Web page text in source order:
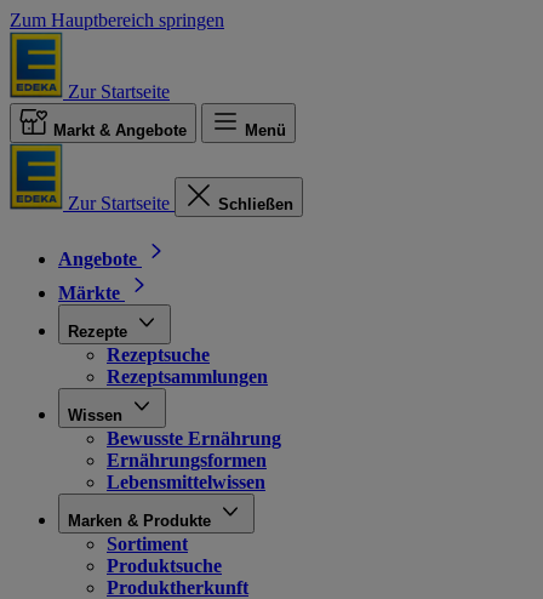
Zum Hauptbereich springen
Zur Startseite
Markt & Angebote Menü
Zur Startseite Schließen
Angebote
Märkte
Rezepte
Rezeptsuche
Rezeptsammlungen
Wissen
Bewusste Ernährung
Ernährungsformen
Lebensmittelwissen
Marken & Produkte
Sortiment
Produktsuche
Produktherkunft